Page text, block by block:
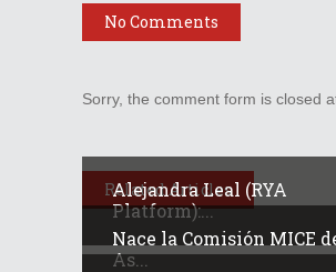
No Comments
Sorry, the comment form is closed
Related Articles
Alejandra Leal (RYA
Platform):...
Nace la Comisión MICE
As...